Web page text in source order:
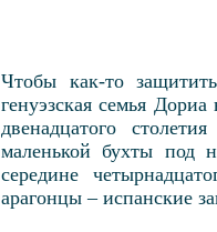
Чтобы как-то
генуэзская семья
двенадцатого
маленькой бухты под
середине
арагонцы – испанские